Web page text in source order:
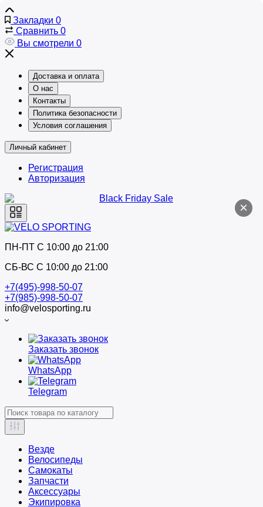
Закладки 0
Сравнить 0
Вы смотрели 0
Доставка и оплата
О нас
Контакты
Политика безопасности
Условия соглашения
Личный кабинет
Регистрация
Авторизация
×
ПН-ПТ C 10:00 до 21:00
СБ-ВС С 10:00 до 21:00
+7(495)-998-50-07
+7(985)-998-50-07
info@velosporting.ru
Заказать звонок
WhatsApp
Telegram
Везде
Велосипеды
Самокаты
Запчасти
Аксессуары
Экипировка